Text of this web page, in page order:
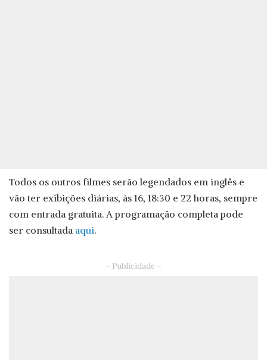
Todos os outros filmes serão legendados em inglês e
vão ter exibições diárias, às 16, 18:30 e 22 horas, sempre
com entrada gratuita. A programação completa pode
ser consultada aqui.
– Publicidade –